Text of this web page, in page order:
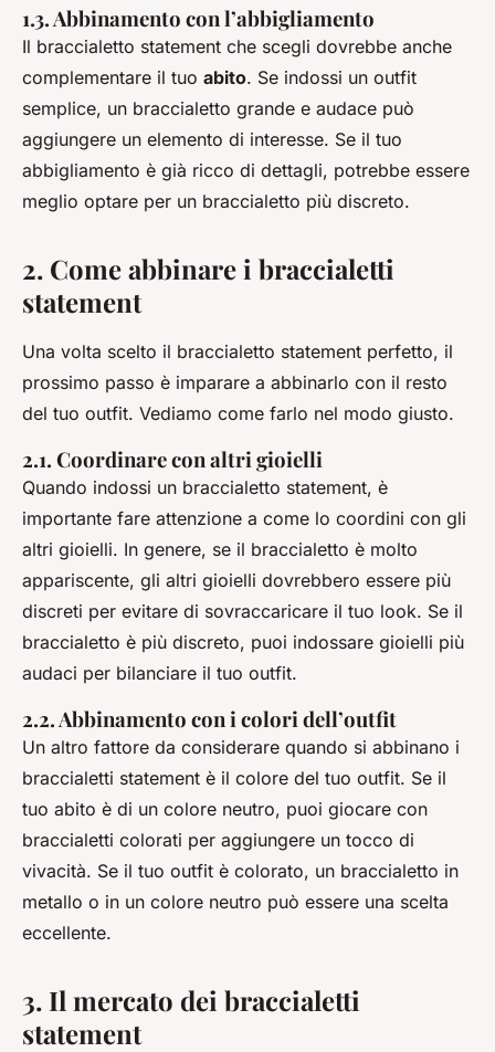
1.3. Abbinamento con l’abbigliamento
Il braccialetto statement che scegli dovrebbe anche
complementare il tuo abito. Se indossi un outfit
semplice, un braccialetto grande e audace può
aggiungere un elemento di interesse. Se il tuo
abbigliamento è già ricco di dettagli, potrebbe essere
meglio optare per un braccialetto più discreto.
2. Come abbinare i braccialetti
statement
Una volta scelto il braccialetto statement perfetto, il
prossimo passo è imparare a abbinarlo con il resto
del tuo outfit. Vediamo come farlo nel modo giusto.
2.1. Coordinare con altri gioielli
Quando indossi un braccialetto statement, è
importante fare attenzione a come lo coordini con gli
altri gioielli. In genere, se il braccialetto è molto
appariscente, gli altri gioielli dovrebbero essere più
discreti per evitare di sovraccaricare il tuo look. Se il
braccialetto è più discreto, puoi indossare gioielli più
audaci per bilanciare il tuo outfit.
2.2. Abbinamento con i colori dell’outfit
Un altro fattore da considerare quando si abbinano i
braccialetti statement è il colore del tuo outfit. Se il
tuo abito è di un colore neutro, puoi giocare con
braccialetti colorati per aggiungere un tocco di
vivacità. Se il tuo outfit è colorato, un braccialetto in
metallo o in un colore neutro può essere una scelta
eccellente.
3. Il mercato dei braccialetti
statement